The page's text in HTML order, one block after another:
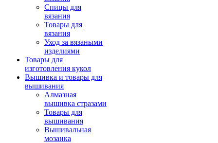
Спицы для
вязания
Товары для
вязания
Уход за вязаными
изделиями
Товары для
изготовления кукол
Вышивка и товары для
вышивания
Алмазная
вышивка стразами
Товары для
вышивания
Вышивальная
мозаика